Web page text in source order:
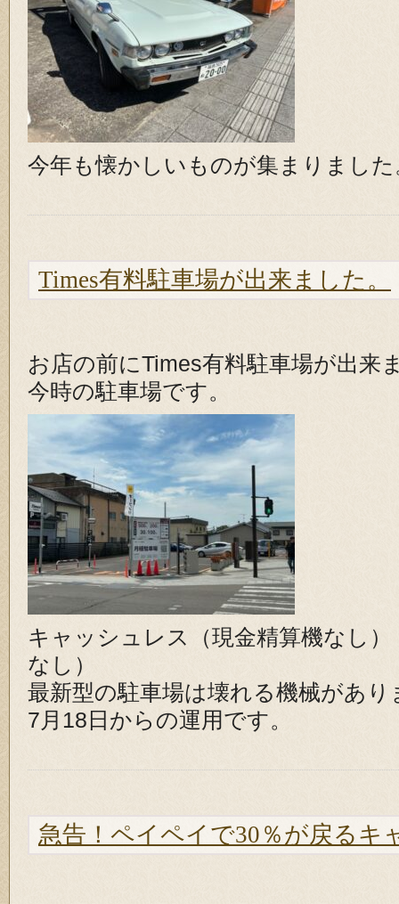
今年も懐かしいものが集まりました
Times有料駐車場が出来ました。
お店の前にTimes有料駐車場が出来
今時の駐車場です。
キャッシュレス（現金精算機なし
なし）
最新型の駐車場は壊れる機械があり
7月18日からの運用です。
急告！ペイペイで30％が戻るキ